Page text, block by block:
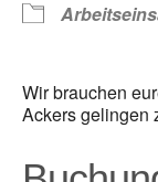
Wir brauchen
Ackers gelingen